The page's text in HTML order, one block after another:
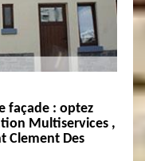
façade : optez
Multiservices ,
Clement Des